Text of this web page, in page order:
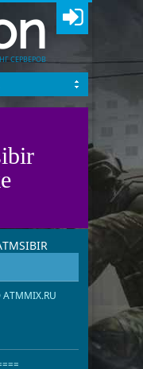
СЕРВЕРОВ
Адрес
3 часа назад